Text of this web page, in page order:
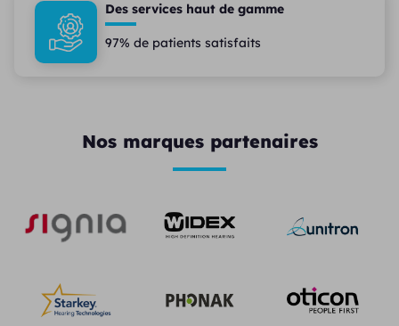
Des services haut de gamme
97% de patients satisfaits
Nos marques partenaires